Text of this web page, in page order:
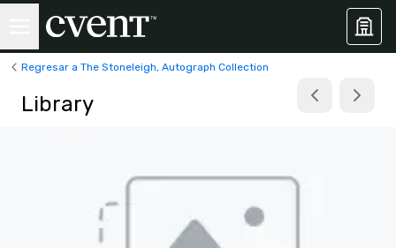
Regresar a The Stoneleigh, Autograph Collection
Library